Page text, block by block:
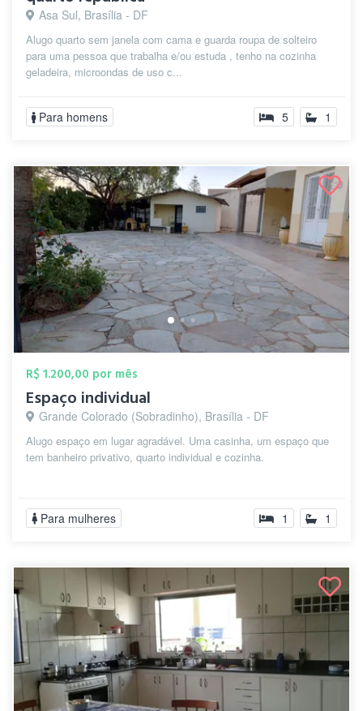
Asa Sul, Brasília - DF
Alugo quarto sem janela com cama e guarda roupa de solteiro
para uma pessoa que trabalha e/ou estuda , tenho na cozinha
geladeira, microondas de uso c...
Para homens 5 1
R$ 1.200,00 por mês
Espaço individual
Grande Colorado (Sobradinho), Brasília - DF
Alugo espaço em lugar agradável. Uma casinha, um espaço que
tem banheiro privativo, quarto individual e cozinha.
Para mulheres 1 1